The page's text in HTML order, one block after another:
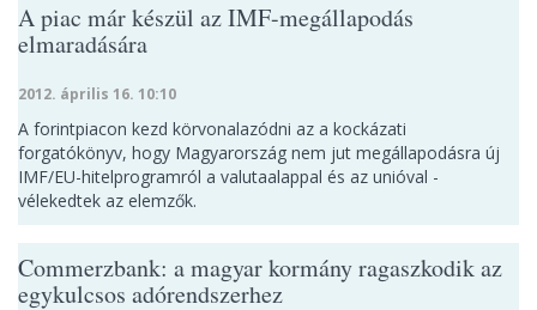
A piac már készül az IMF-megállapodás
elmaradására
2012. április 16. 10:10
A forintpiacon kezd körvonalazódni az a kockázati
forgatókönyv, hogy Magyarország nem jut megállapodásra új
IMF/EU-hitelprogramról a valutaalappal és az unióval -
vélekedtek az elemzők.
Commerzbank: a magyar kormány ragaszkodik az
egykulcsos adórendszerhez